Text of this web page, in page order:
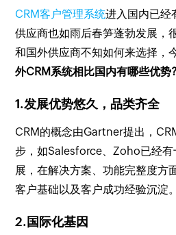
CRM客户管理系统进入国内已经
供应商也如雨后春笋蓬勃发展，
和国外供应商不知如何来选择，
外CRM系统相比国内有哪些优势?
1.发展优势悠久，品类齐全
CRM的概念由Gartner提出，
步，如Salesforce、Zoho已经
展，在解决方案、功能完整度方
客户基础以及客户成功经验沉淀。
2.国际化基因